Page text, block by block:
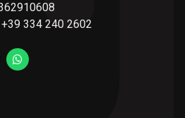
334 240 2602